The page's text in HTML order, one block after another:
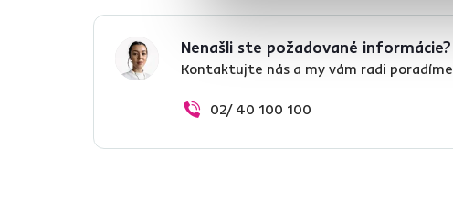
Nenašli ste požadované informácie?
Kontaktujte nás a my vám radi poradíme
02/ 40 100 100